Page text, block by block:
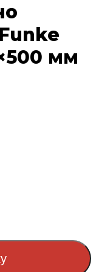
мм